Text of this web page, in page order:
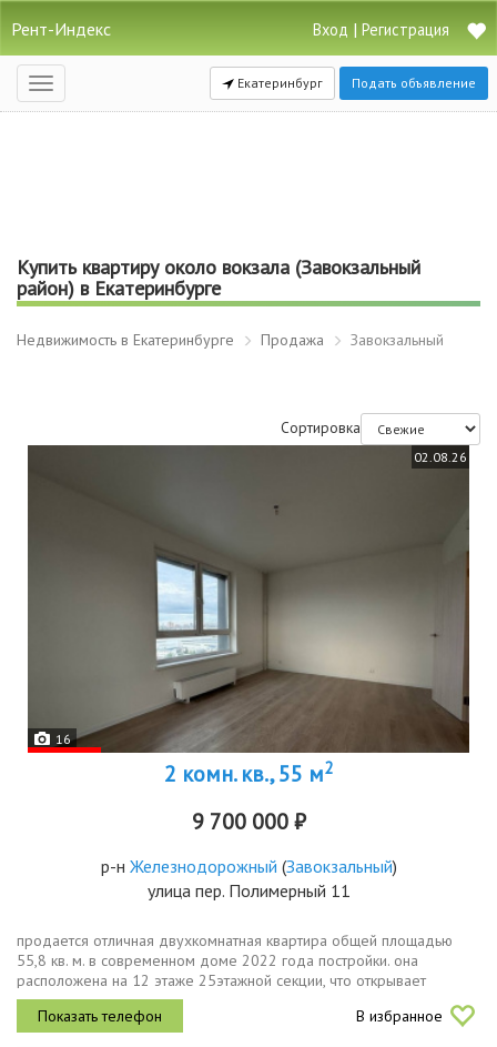
Рент-Индекс Вход | Регистрация
Открыть
навигацию
Екатеринбург Подать объявление
Купить квартиру около вокзала (Завокзальный
район) в Екатеринбурге
Недвижимость в Екатеринбурге Продажа Завокзальный
Сортировка
02.08.26
16
2 комн. кв., 55 м2
9 700 000 ₽
р-н Железнодорожный (Завокзальный)
улица пер. Полимерный 11
продается отличная двухкомнатная квартира общей площадью
55,8 кв. м. в современном доме 2022 года постройки. она
расположена на 12 этаже 25этажной секции, что открывает
великолепные виды на город. высота потолков составляет 2.7
метра, создавая...
В избранное